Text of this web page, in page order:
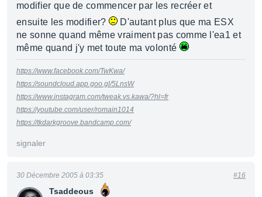
modifier que de commencer par les recréer et
ensuite les modifier?
D'autant plus que ma ESX
ne sonne quand même vraiment pas comme l'ea1 et
même quand j'y met toute ma volonté
https://www.facebook.com/TwKwa/
https://soundcloud.app.goo.gl/5LnsW
https://www.instagram.com/tweak.vs.kawa/?hl=fr
https://youtube.com/user/romain1014
https://tkdarkgroove.bandcamp.com/
signaler
Tsaddeous
30 Décembre 2005 à 03:35 #16